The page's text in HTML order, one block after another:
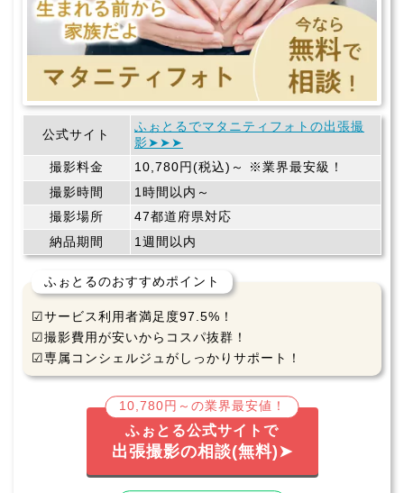
公式サイト
ふぉとるでマタニティフォトの出張撮
影➤➤➤
撮影料金
10,780円(税込)～ ※業界最安級！
撮影時間
1時間以内～
撮影場所
47都道府県対応
納品期間
1週間以内
ふぉとるのおすすめポイント
☑サービス利用者満足度97.5%！
☑撮影費用が安いからコスパ抜群！
☑専属コンシェルジュがしっかりサポート！
10,780円～の業界最安値！
ふぉとる公式サイトで
出張撮影の相談(無料)➤